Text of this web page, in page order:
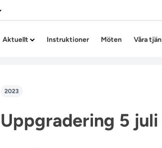
Aktuellt Instruktioner Möten Våra
2023
Uppgradering 5 juli